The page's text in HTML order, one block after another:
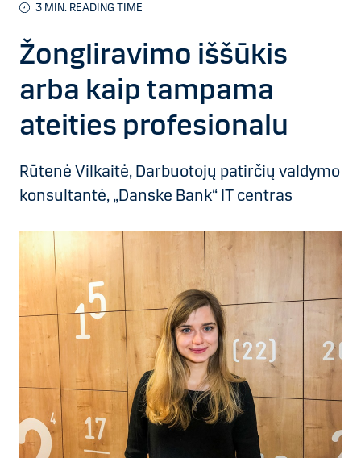
3 MIN. READING TIME
Žongliravimo iššūkis
arba kaip tampama
ateities profesionalu
Rūtenė Vilkaitė, Darbuotojų patirčių valdymo
konsultantė, „Danske Bank“ IT centras